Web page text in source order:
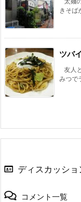
きそば
ツバ
友人
みつで
ディスカッショ
コメント一覧